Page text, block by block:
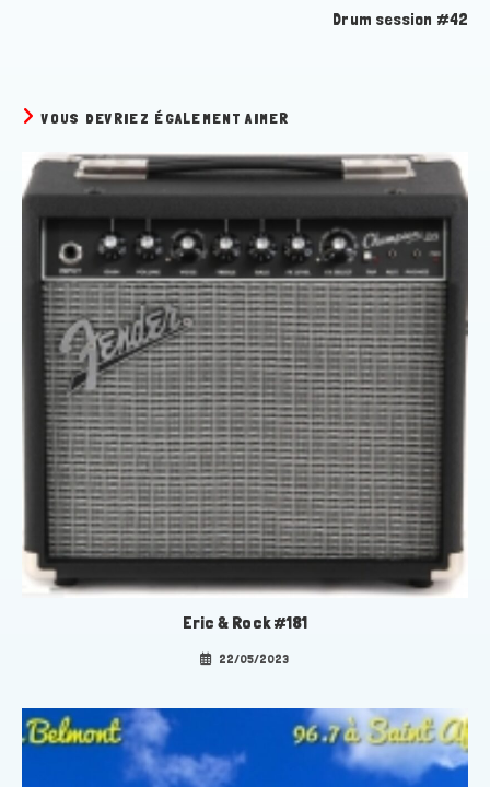
Drum session #42
VOUS DEVRIEZ ÉGALEMENT AIMER
Eric & Rock #181
22/05/2023